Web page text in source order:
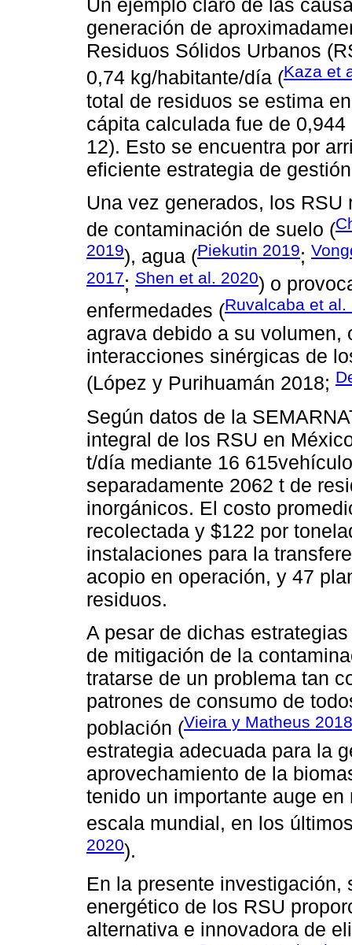
Un ejemplo claro de las
generación de
Residuos Sólidos Urbanos
0,74 kg/habitante/día (Kaza et
total de residuos se estima
cápita calculada fue de
12). Esto se encuentra por
eficiente estrategia de
Una vez generados, los
de contaminación de suelo (
2019), agua (Piekutin 2019;
2017; Shen et al. 2020) o
enfermedades (Ruvalcaba et al.
agrava debido a su
interacciones sinérgicas de
(López y Purihuamán 2018;
Según datos de la
integral de los RSU en
t/día mediante 16
separadamente 2062 t de
inorgánicos. El costo
recolectada y $122 por
instalaciones para la
acopio en operación, y 47
residuos.
A pesar de dichas
de mitigación de la
tratarse de un problema tan
patrones de consumo de
población (Vieira y Matheus 2018
estrategia adecuada para la
aprovechamiento de la
tenido un importante auge
escala mundial, en los
2020).
En la presente
energético de los RSU
alternativa e innovadora de